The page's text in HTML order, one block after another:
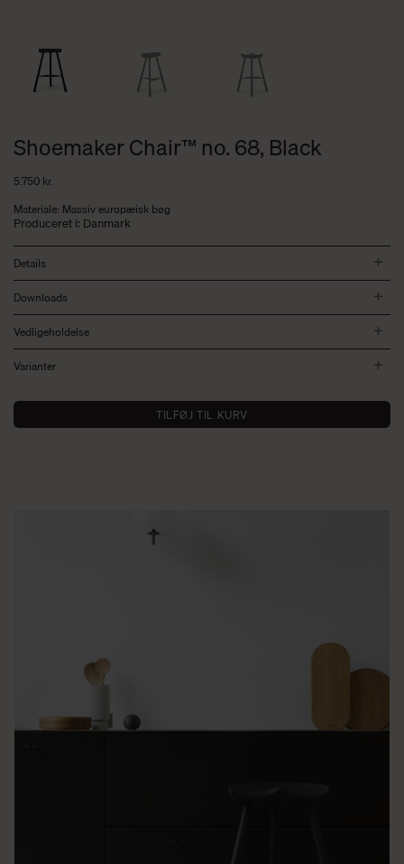
Shoemaker Chair™ no. 68, Black
5.750 kr.
Materiale: Massiv europæisk bøg
Produceret i: Danmark
Details
Downloads
Vedligeholdelse
Varianter
TILFØJ TIL KURV